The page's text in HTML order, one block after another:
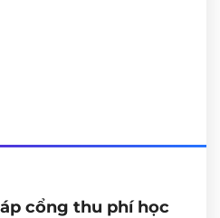
cổng thu phí học